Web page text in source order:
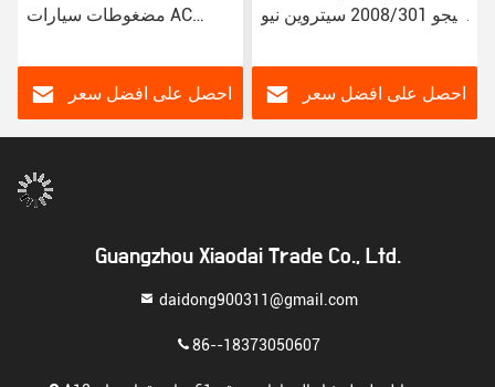
مضغوطات سيارات AC
88320-52010 883205201
احصل على افضل سعر
لبيجو 2008/301 سيتروين نيو
JSR11T601088
احصل على افضل سعر
Guangzhou Xiaodai Trade Co., Ltd.
daidong900311@gmail.com
86--18373050607